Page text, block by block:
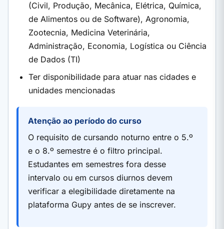
(Civil, Produção, Mecânica, Elétrica, Química,
de Alimentos ou de Software), Agronomia,
Zootecnia, Medicina Veterinária,
Administração, Economia, Logística ou Ciência
de Dados (TI)
Ter disponibilidade para atuar nas cidades e
unidades mencionadas
Atenção ao período do curso
O requisito de cursando noturno entre o 5.º
e o 8.º semestre é o filtro principal.
Estudantes em semestres fora desse
intervalo ou em cursos diurnos devem
verificar a elegibilidade diretamente na
plataforma Gupy antes de se inscrever.